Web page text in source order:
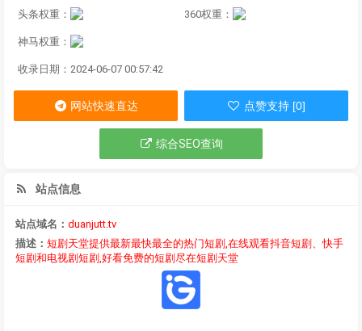
头条权重： 360权重：
神马权重：
收录日期：2024-06-07 00:57:42
网站快速直达 点赞支持 [0]
综合SEO查询
站点信息
站点域名： duanjutt.tv
描述： 短剧天堂提供最新最快最全的热门短剧,在线观看抖音短剧、快手
短剧和电视剧短剧,好看免费的短剧尽在短剧天堂